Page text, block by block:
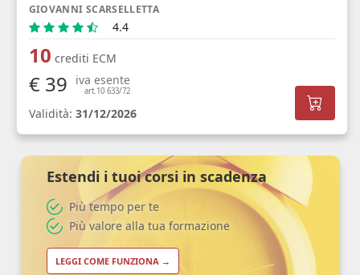
GIOVANNI SCARSELLETTA
4.4
10 crediti ECM
€ 39 iva esente
art.10 633/72
Validità: 31/12/2026
Estendi i tuoi corsi in scadenza
Più tempo per te
Più valore alla tua formazione
LEGGI COME FUNZIONA →